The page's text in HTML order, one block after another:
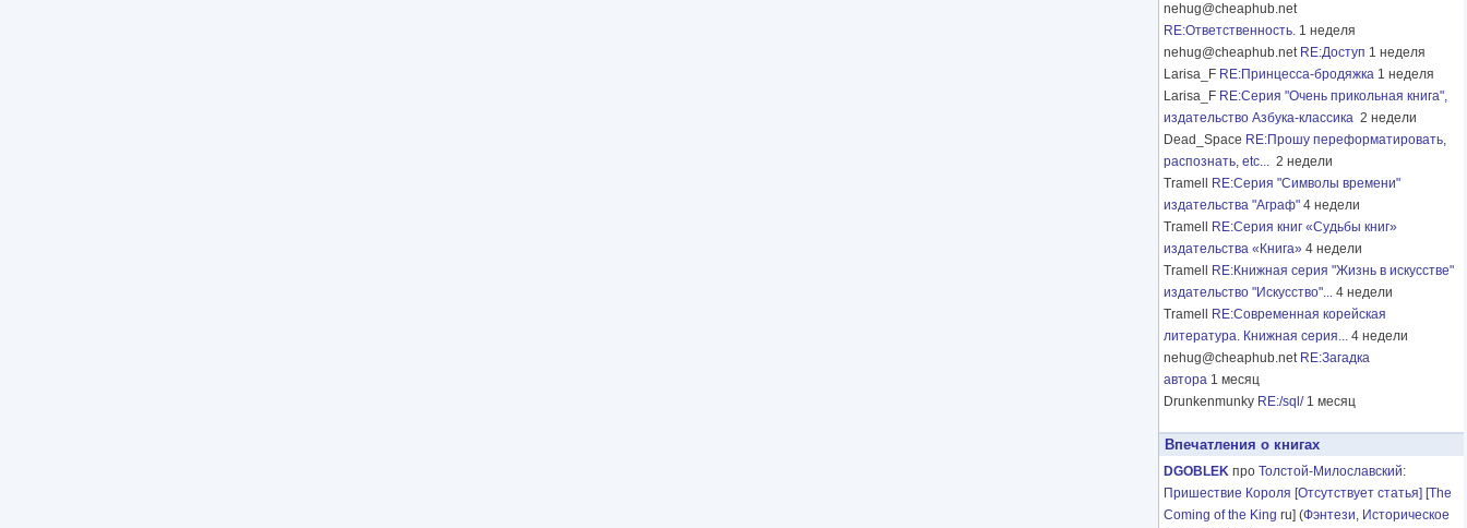
nehug@cheaphub.net
RE:Ответственность. 1 неделя
nehug@cheaphub.net RE:Доступ 1 неделя
Larisa_F RE:Принцесса-бродяжка 1 неделя
Larisa_F RE:Серия "Очень прикольная книга",
издательство Азбука-классика 2 недели
Dead_Space RE:Прошу переформатировать,
распознать, etc... 2 недели
Tramell
RE:Серия "Символы времени"
издательства "Аграф" 4 недели
Tramell
RE:Серия книг «Судьбы книг»
издательства «Книга» 4 недели
Tramell
RE:Книжная серия "Жизнь в искусстве"
издательство "Искусство"... 4 недели
Tramell
RE:Современная корейская
литература. Книжная серия... 4 недели
nehug@cheaphub.net RE:Загадка
автора 1 месяц
Drunkenmunky RE:/sql/ 1 месяц
Впечатления о книгах
DGOBLEK про Толстой-Милославский:
Пришествие Короля [Отсутствует статья] [The
Coming of the King ru] (Фэнтези, Историческое